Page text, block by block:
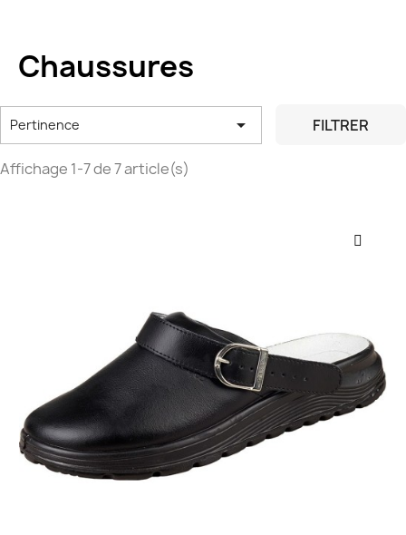
Chaussures
Pertinence  FILTRER
Affichage 1-7 de 7 article(s)